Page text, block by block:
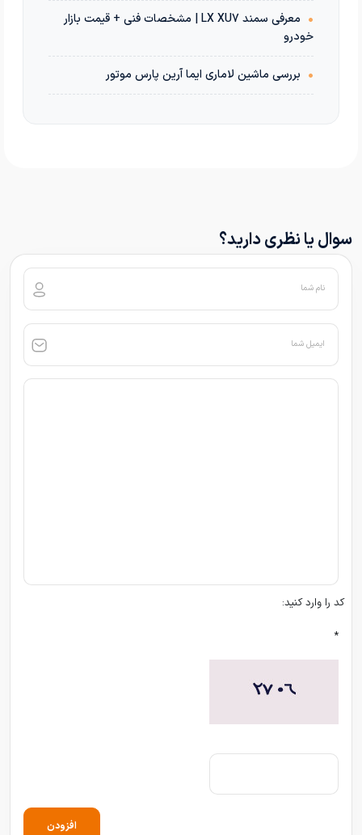
•
معرفی سمند LX XU7 | مشخصات فنی + قیمت بازار
خودرو
• بررسی ماشین لاماری ایما آرین پارس موتور
سوال یا نظری دارید؟
نام شما
ایمیل شما
کد را وارد کنید:
*
افزودن